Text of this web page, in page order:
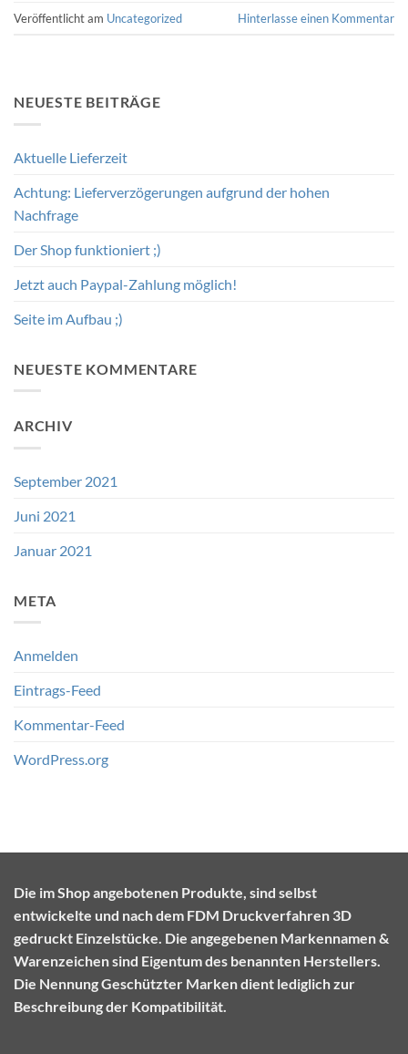
Veröffentlicht am Uncategorized Hinterlasse einen Kommentar
NEUESTE BEITRÄGE
Aktuelle Lieferzeit
Achtung: Lieferverzögerungen aufgrund der hohen
Nachfrage
Der Shop funktioniert ;)
Jetzt auch Paypal-Zahlung möglich!
Seite im Aufbau ;)
NEUESTE KOMMENTARE
ARCHIV
September 2021
Juni 2021
Januar 2021
META
Anmelden
Eintrags-Feed
Kommentar-Feed
WordPress.org
Die im Shop angebotenen Produkte, sind selbst
entwickelte und nach dem FDM Druckverfahren 3D
gedruckt Einzelstücke. Die angegebenen Markennamen &
Warenzeichen sind Eigentum des benannten Herstellers.
Die Nennung Geschützter Marken dient lediglich zur
Beschreibung der Kompatibilität.